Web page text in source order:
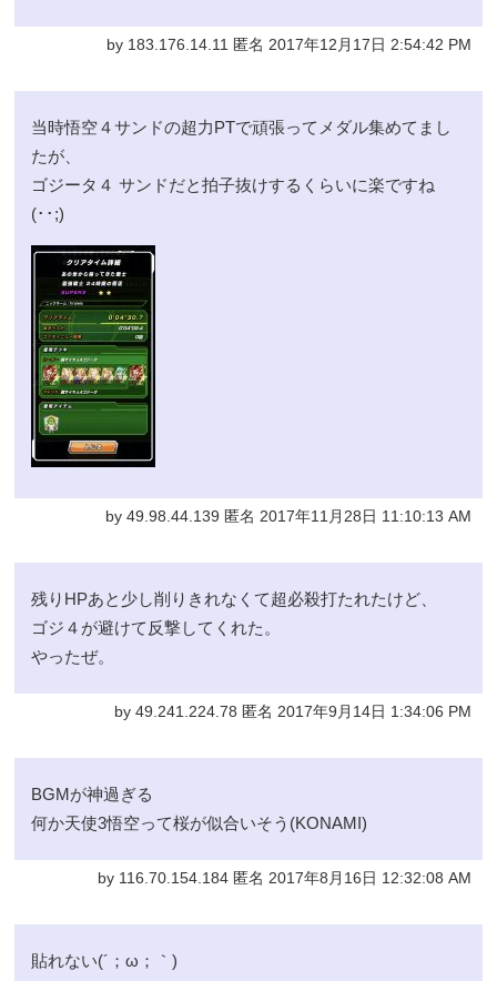
by 183.176.14.11 匿名 2017年12月17日 2:54:42 PM
当時悟空４サンドの超力PTで頑張ってメダル集めてまし
たが、
ゴジータ４ サンドだと拍子抜けするくらいに楽ですね
(･･;)
by 49.98.44.139 匿名 2017年11月28日 11:10:13 AM
残りHPあと少し削りきれなくて超必殺打たれたけど、
ゴジ４が避けて反撃してくれた。
やったぜ。
by 49.241.224.78 匿名 2017年9月14日 1:34:06 PM
BGMが神過ぎる
何か天使3悟空って桜が似合いそう(KONAMI)
by 116.70.154.184 匿名 2017年8月16日 12:32:08 AM
貼れない(´；ω；｀)